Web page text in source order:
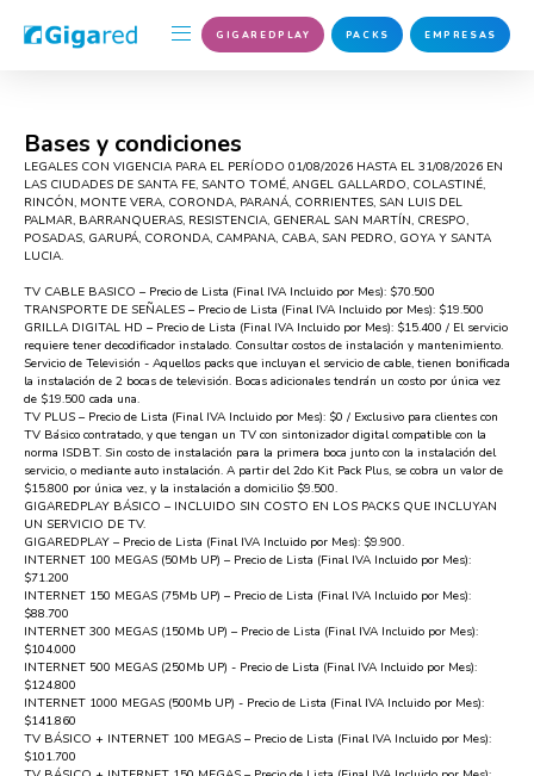
GIGAREDPLAY PACKS EMPRESAS
Bases y condiciones
LEGALES CON VIGENCIA PARA EL PERÍODO 01/08/2026 HASTA EL 31/08/2026 EN
LAS CIUDADES DE SANTA FE, SANTO TOMÉ, ANGEL GALLARDO, COLASTINÉ,
RINCÓN, MONTE VERA, CORONDA, PARANÁ, CORRIENTES, SAN LUIS DEL
PALMAR, BARRANQUERAS, RESISTENCIA, GENERAL SAN MARTÍN, CRESPO,
POSADAS, GARUPÁ, CORONDA, CAMPANA, CABA, SAN PEDRO, GOYA Y SANTA
LUCIA.
TV CABLE BASICO – Precio de Lista (Final IVA Incluido por Mes): $70.500
TRANSPORTE DE SEÑALES – Precio de Lista (Final IVA Incluido por Mes): $19.500
GRILLA DIGITAL HD – Precio de Lista (Final IVA Incluido por Mes): $15.400 / El servicio
requiere tener decodificador instalado. Consultar costos de instalación y mantenimiento.
Servicio de Televisión - Aquellos packs que incluyan el servicio de cable, tienen bonificada
la instalación de 2 bocas de televisión. Bocas adicionales tendrán un costo por única vez
de $19.500 cada una.
TV PLUS – Precio de Lista (Final IVA Incluido por Mes): $0 / Exclusivo para clientes con
TV Básico contratado, y que tengan un TV con sintonizador digital compatible con la
norma ISDBT. Sin costo de instalación para la primera boca junto con la instalación del
servicio, o mediante auto instalación. A partir del 2do Kit Pack Plus, se cobra un valor de
$15.800 por única vez, y la instalación a domicilio $9.500.
GIGAREDPLAY BÁSICO – INCLUIDO SIN COSTO EN LOS PACKS QUE INCLUYAN
UN SERVICIO DE TV.
GIGAREDPLAY – Precio de Lista (Final IVA Incluido por Mes): $9.900.
INTERNET 100 MEGAS (50Mb UP) – Precio de Lista (Final IVA Incluido por Mes):
$71.200
INTERNET 150 MEGAS (75Mb UP) – Precio de Lista (Final IVA Incluido por Mes):
$88.700
INTERNET 300 MEGAS (150Mb UP) – Precio de Lista (Final IVA Incluido por Mes):
$104.000
INTERNET 500 MEGAS (250Mb UP) - Precio de Lista (Final IVA Incluido por Mes):
$124.800
INTERNET 1000 MEGAS (500Mb UP) - Precio de Lista (Final IVA Incluido por Mes):
$141.860
TV BÁSICO + INTERNET 100 MEGAS – Precio de Lista (Final IVA Incluido por Mes):
$101.700